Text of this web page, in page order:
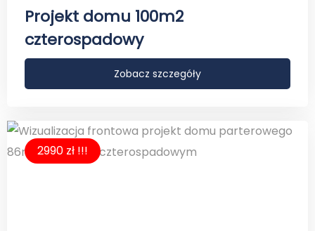
Projekt domu 100m2
czterospadowy
Zobacz szczegóły
2990 zł !!!